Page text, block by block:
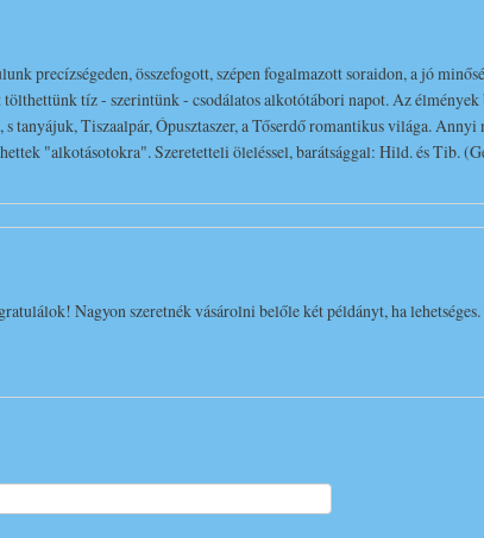
precízségeden, összefogott, szépen fogalmazott soraidon, a jó
tíz - szerintünk - csodálatos alkotótábori napot. Az élmények
Tiszaalpár, Ópusztaszer, a Tőserdő romantikus világa. Annyi
"alkotásotokra". Szeretetteli öleléssel, barátsággal: Hild. és Tib.
Nagyon szeretnék vásárolni belőle két példányt, ha